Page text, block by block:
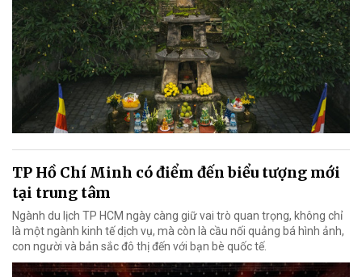
TP Hồ Chí Minh có điểm đến biểu tượng mới
tại trung tâm
Ngành du lịch TP HCM ngày càng giữ vai trò quan trọng, không chỉ
là một ngành kinh tế dịch vụ, mà còn là cầu nối quảng bá hình ảnh,
con người và bản sắc đô thị đến với bạn bè quốc tế.